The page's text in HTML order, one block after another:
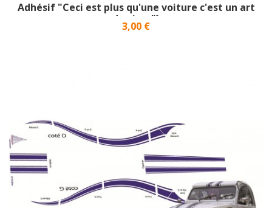
Adhésif "Ceci est plus qu'une voiture c'est un art
de vivre"}
Prix
3,00 €